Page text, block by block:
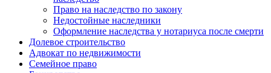
Право на наследство по закону
Недостойные наследники
Оформление наследства у нотариуса после смерти
Долевое строительство
Адвокат по недвижимости
Семейное право